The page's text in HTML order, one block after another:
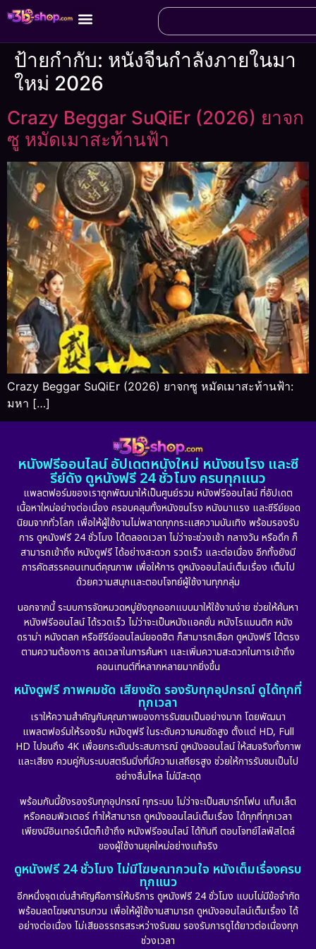
ป้ายกำกับ: หนังจีนกำลังภายในมา
ใหม่ 2026
Crazy Beggar SuQiEr (2026) ยาจก
ซู หมัดเมาสะท้านฟ้า
Crazy Beggar SuQiEr (2026) ยาจกซู หมัดเมาสะท้านฟ้า:
มหา […]
หนังฟรีออนไลน์ อัปเดตหนังใหม่ หนังชนโรง และซี
รีย์ดัง ดูหนังฟรี 24 ชั่วโมง ครบทุกแนว
แพลตฟอร์มของเราถูกพัฒนาให้เป็นศูนย์รวม หนังฟรีออนไลน์ ที่อัปเดต
เนื้อหาใหม่อย่างต่อเนื่อง ครอบคลุมทั้งหนังชนโรง หนังมาแรง และซีรีย์ยอด
นิยมจากทั่วโลก เพื่อให้ผู้ใช้งานไม่พลาดทุกกระแสความบันเทิง พร้อมรองรับ
การ ดูหนังฟรี 24 ชั่วโมง ได้ตลอดเวลา ไม่ว่าจะช่วงเช้า กลางวัน หรือดึก ก็
สามารถเข้าถึง หนังดูฟรี ได้อย่างสะดวก รวดเร็ว และต่อเนื่อง อีกทั้งยังมี
การคัดสรรคอนเทนต์คุณภาพ เพื่อให้การ ดูหนังออนไลน์เต็มเรื่อง เต็มไป
ด้วยความสนุกและตอบโจทย์ผู้ใช้งานทุกกลุ่ม
นอกจากนี้ ระบบการจัดหมวดหมู่ยังถูกออกแบบมาให้ใช้งานง่าย ช่วยให้ค้นหา
หนังฟรีออนไลน์ ได้รวดเร็ว ไม่ว่าจะเป็นหนังแอคชั่น หนังโรแมนติก หนัง
ดราม่า หนังตลก หรือซีรีย์ออนไลน์ยอดฮิต ก็สามารถเลือก ดูหนังฟรี ได้ตรง
ตามความต้องการ ลดเวลาในการค้นหา และเพิ่มความสะดวกในการเข้าถึง
คอนเทนต์ที่หลากหลายมากยิ่งขึ้น
หนังดูฟรี ภาพคมชัด เสียงชัด รองรับทุกอุปกรณ์ ดูได้ทุกที่
ทุกเวลา
เราให้ความสำคัญกับคุณภาพของการรับชมเป็นอย่างมาก โดยพัฒนา
แพลตฟอร์มให้รองรับ หนังดูฟรี ในระดับความคมชัดสูง ตั้งแต่ HD, Full
HD ไปจนถึง 4K เพื่อยกระดับประสบการณ์ ดูหนังออนไลน์ ให้สมจริงทั้งภาพ
และเสียง ควบคู่กับระบบสตรีมมิ่งที่มีความเสถียรสูง ช่วยให้การรับชมเป็นไป
อย่างลื่นไหล ไม่มีสะดุด
พร้อมกันนี้ยังรองรับทุกอุปกรณ์ ทุกระบบ ไม่ว่าจะเป็นสมาร์ทโฟน แท็บเล็ต
หรือคอมพิวเตอร์ ทำให้สามารถ ดูหนังออนไลน์เต็มเรื่อง ได้ทุกที่ทุกเวลา
เพียงมีอินเทอร์เน็ตก็เข้าถึง หนังฟรีออนไลน์ ได้ทันที ตอบโจทย์ไลฟ์สไตล์
ของผู้ใช้งานยุคใหม่อย่างแท้จริง
ดูหนังฟรี 24 ชั่วโมง ไม่มีโฆษณากวนใจ หนังเต็มเรื่องครบ
ทุกแนว
อีกหนึ่งจุดเด่นสำคัญคือการให้บริการ ดูหนังฟรี 24 ชั่วโมง แบบไม่มีข้อจำกัด
พร้อมลดโฆษณารบกวน เพื่อให้ผู้ใช้งานสามารถ ดูหนังออนไลน์เต็มเรื่อง ได้
อย่างต่อเนื่อง ไม่เสียอรรถรสระหว่างรับชม รองรับการดูได้ยาวต่อเนื่องทุก
ช่วงเวลา